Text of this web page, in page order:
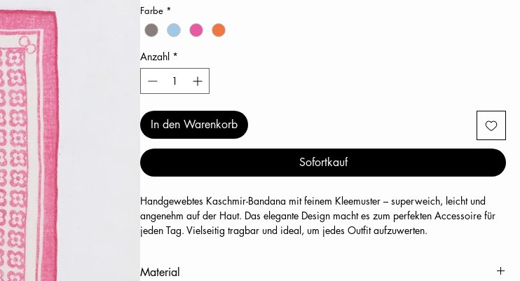
Farbe *
Anzahl *
In den Warenkorb
Sofortkauf
Handgewebtes Kaschmir-Bandana mit feinem Kleemuster – superweich, leicht und
angenehm auf der Haut. Das elegante Design macht es zum perfekten Accessoire für
jeden Tag. Vielseitig tragbar und ideal, um jedes Outfit aufzuwerten.
Material